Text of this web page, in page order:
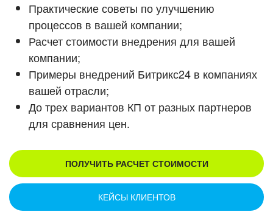
Практические советы по улучшению
процессов в вашей компании;
Расчет стоимости внедрения для вашей
компании;
Примеры внедрений Битрикс24 в компаниях
вашей отрасли;
До трех вариантов КП от разных партнеров
для сравнения цен.
ПОЛУЧИТЬ РАСЧЕТ СТОИМОСТИ
КЕЙСЫ КЛИЕНТОВ